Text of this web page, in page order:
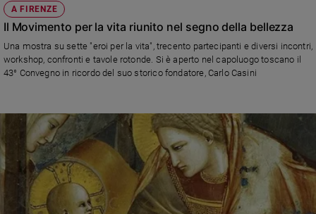
A FIRENZE
Il Movimento per la vita riunito nel segno della bellezza
Una mostra su sette "eroi per la vita", trecento partecipanti e diversi incontri,
workshop, confronti e tavole rotonde. Si è aperto nel capoluogo toscano il
43° Convegno in ricordo del suo storico fondatore, Carlo Casini